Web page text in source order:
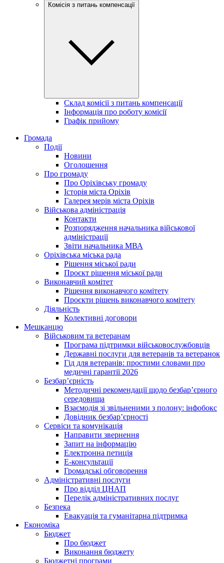
Комісія з питань компенсації
Склад комісії з питань компенсації
Інформація про роботу комісії
Графік прийому
Громада
Події
Новини
Оголошення
Про громаду
Про Оріхівську громаду
Історія міста Оріхів
Галерея мерів міста Оріхів
Військова адміністрація
Контакти
Розпорядження начальника військової
адміністрації
Звіти начальника МВА
Оріхівська міська рада
Рішення міської ради
Проєкт рішення міської ради
Виконавчий комітет
Рішення виконавчого комітету
Проєкти рішень виконавчого комітету
Діяльність
Колективні договори
Мешканцю
Військовим та ветеранам
Програма підтримки військовослужбовців
Державні послуги для ветеранів та ветеранок
Гід для ветеранів: простими словами про
медичні гарантії 2026
Безбар’єрність
Методичні рекомендації щодо безбар’єрного
середовища
Взаємодія зі звільненими з полону: інфобокс
Довідник безбар’єрності
Сервіси та комунікація
Направити звернення
Запит на інформацію
Електронна петиція
Е-консультації
Громадські обговорення
Адміністративні послуги
Про відділ ЦНАП
Перелік адміністративних послуг
Безпека
Евакуація та гуманітарна підтримка
Економіка
Бюджет
Про бюджет
Виконання бюджету
Бюджетні програми